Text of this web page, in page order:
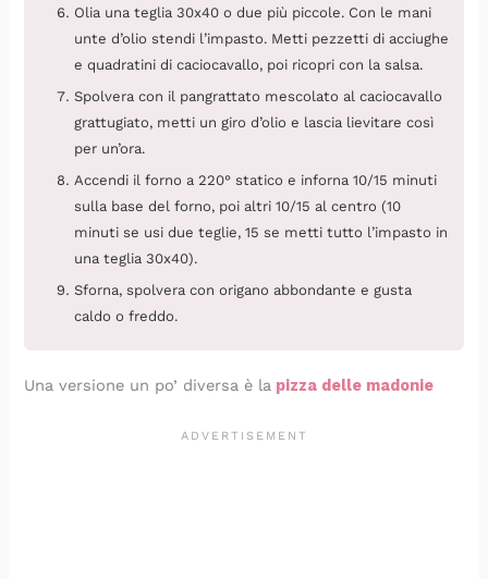
Olia una teglia 30x40 o due più piccole. Con le mani
unte d’olio stendi l’impasto. Metti pezzetti di acciughe
e quadratini di caciocavallo, poi ricopri con la salsa.
Spolvera con il pangrattato mescolato al caciocavallo
grattugiato, metti un giro d’olio e lascia lievitare così
per un’ora.
Accendi il forno a 220° statico e inforna 10/15 minuti
sulla base del forno, poi altri 10/15 al centro (10
minuti se usi due teglie, 15 se metti tutto l’impasto in
una teglia 30x40).
Sforna, spolvera con origano abbondante e gusta
caldo o freddo.
Una versione un po’ diversa è la pizza delle madonie